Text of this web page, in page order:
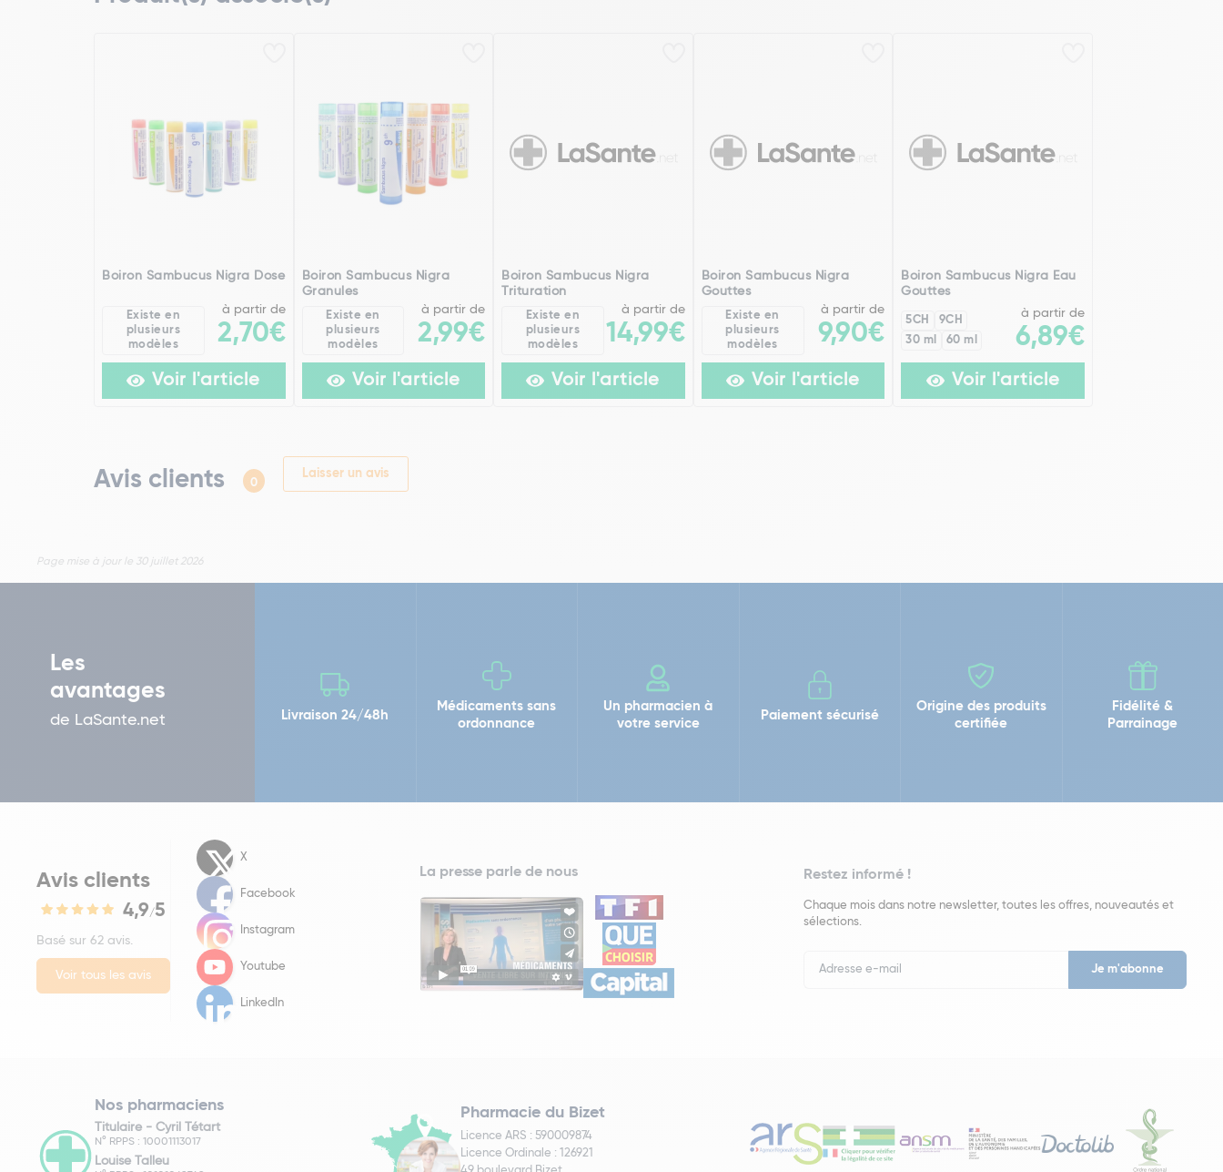
Boiron Sambucus Nigra Dose
Existe en
plusieurs
modèles
à partir de
2,70€
Voir l'article
Boiron Sambucus Nigra
Granules
Existe en
plusieurs
modèles
à partir de
2,99€
Voir l'article
Boiron Sambucus Nigra
Trituration
Existe en
plusieurs
modèles
à partir de
14,99€
Voir l'article
Boiron Sambucus Nigra
Gouttes
Existe en
plusieurs
modèles
à partir de
9,90€
Voir l'article
Boiron Sambucus Nigra Eau
Gouttes
5CH
9CH
30 ml
60 ml
à partir de
6,89€
Voir l'article
Avis clients 0
Laisser un avis
Page mise à jour le 30 juillet 2026
Les
avantages
de LaSante.net Livraison 24/48h
Médicaments sans
ordonnance
Un pharmacien à
votre service
Paiement sécurisé
Origine des produits
certifiée
Fidélité &
Parrainage
Avis clients
4,9/5
Basé sur 62 avis.
Voir tous les avis
X
Facebook
Instagram
Youtube
LinkedIn
La presse parle de nous Restez informé !
Chaque mois dans notre newsletter, toutes les offres, nouveautés et
sélections.
Newsletter
Nos pharmaciens
Titulaire - Cyril Tétart
N° RPPS : 10001113017
Louise Talleu
Pharmacie du Bizet
Licence ARS : 590009874
Licence Ordinale : 126921